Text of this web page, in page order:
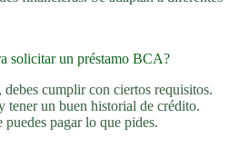
solicitar un préstamo BCA?
cumplir con ciertos requisitos.
tener un buen historial de crédito.
puedes pagar lo que pides.